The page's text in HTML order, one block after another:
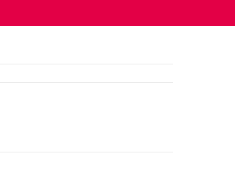
za auto
mobilnih tel.